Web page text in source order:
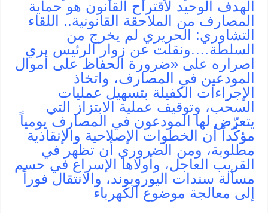
الهدف الوحيد لاقتراح القانون هو حماية
المصارف من الملاحقة القانونية.. اللقاء
التشاوري: الحريري لم يخرج من
السلطة….ونقلت عن زوار الرئيس بري
اصراره على «ضرورة الحفاظ على أموال
المودعين في المصارف، واتخاذ
الإجراءات الكفيلة بتسهيل عمليات
السحب، وتوقيف عملية الابتزاز التي
يتعرّض لها المودعون في المصارف يومياً
مؤكّداً أن الخطوات الإصلاحية والإنقاذية
مطلوبة، ومن الضروري أن تظهر في
القريب العاجل، وأولاها الإسراع في حسم
مسألة سندات اليوروبوند، والانتقال فوراً
إلى معالجة موضوع الكهرباء